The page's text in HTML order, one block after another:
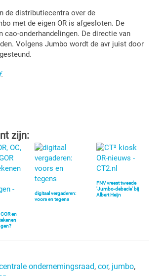
de distributiecentra over de
met de eigen OR is afgesloten. De
cao-onderhandelingen. De directie van
Volgens Jumbo wordt de avr juist door
.
zijn:
COR en
digitaal vergaderen:
voors en tegens
FNV vreest tweede
'Jumbo-debacle' bij
Albert Heijn
ondernemingsraad, cor, jumbo,